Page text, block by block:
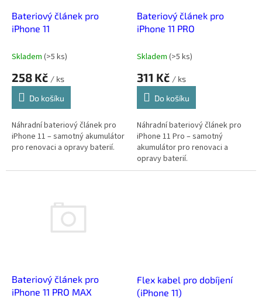
Bateriový článek pro
iPhone 11
Skladem (>5 ks)
258 Kč / ks
Do košíku
Náhradní bateriový článek pro
iPhone 11 – samotný akumulátor
pro renovaci a opravy baterií.
Bateriový článek pro
iPhone 11 PRO
Skladem (>5 ks)
311 Kč / ks
Do košíku
Náhradní bateriový článek pro
iPhone 11 Pro – samotný
akumulátor pro renovaci a
opravy baterií.
Bateriový článek pro
iPhone 11 PRO MAX
Flex kabel pro dobíjení
(iPhone 11)